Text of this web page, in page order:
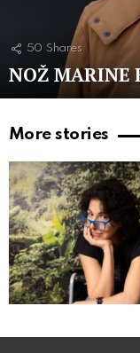
50 Shares
NOŽ MARINE
More stories